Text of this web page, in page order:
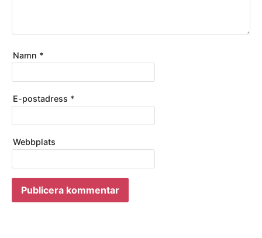
Namn *
E-postadress *
Webbplats